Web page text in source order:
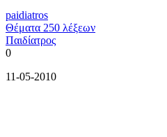
paidiatros
Θέματα 250 λέξεων
Παιδίατρος
0
11-05-2010